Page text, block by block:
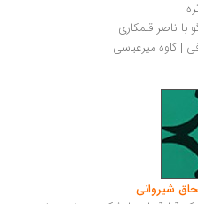
قلمکاری
میرعباسی